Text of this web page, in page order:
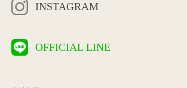
INSTAGRAM
OFFICIAL LINE